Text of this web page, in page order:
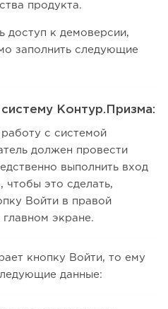
продукта.
доступ к демоверсии,
заполнить следующие
Контур.Призма:
работу с системой
должен провести
выполнить вход
чтобы это сделать,
Войти в правой
главном экране.
кнопку Войти, то ему
данные: